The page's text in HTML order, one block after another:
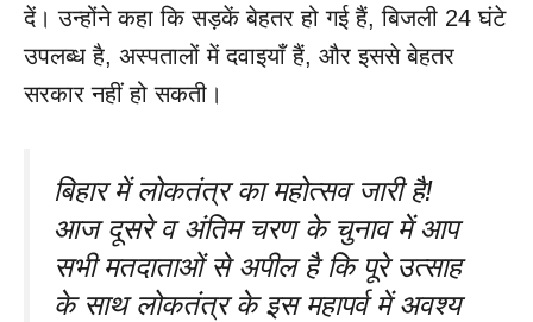
दें। उन्होंने कहा कि सड़कें बेहतर हो गई हैं, बिजली 24 घंटे
उपलब्ध है, अस्पतालों में दवाइयाँ हैं, और इससे बेहतर
सरकार नहीं हो सकती।
बिहार में लोकतंत्र का महोत्सव जारी है!
आज दूसरे व अंतिम चरण के चुनाव में आप
सभी मतदाताओं से अपील है कि पूरे उत्साह
के साथ लोकतंत्र के इस महापर्व में अवश्य